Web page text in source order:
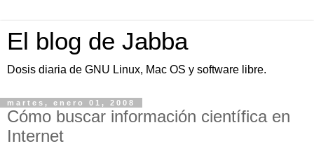
El blog de Jabba
Dosis diaria de GNU Linux, Mac OS y software libre.
martes, enero 01, 2008
Cómo buscar información científica en
Internet